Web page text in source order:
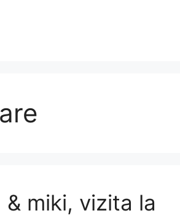
miki, vizita la